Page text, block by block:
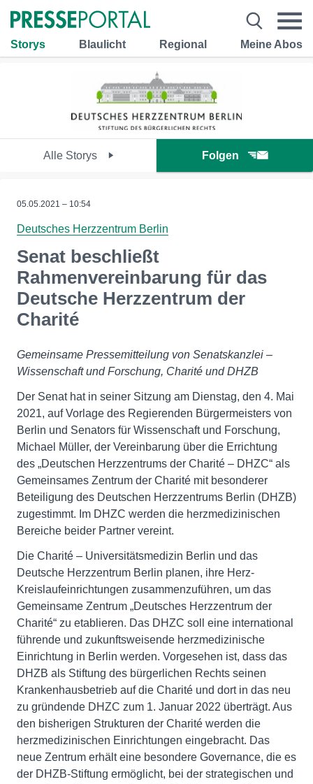
Storys Blaulicht Regional Meine Abos
Alle Storys Folgen
05.05.2021 – 10:54
Deutsches Herzzentrum Berlin
Senat beschließt
Rahmenvereinbarung für das
Deutsche Herzzentrum der
Charité
Gemeinsame Pressemitteilung von Senatskanzlei –
Wissenschaft und Forschung, Charité und DHZB
Der Senat hat in seiner Sitzung am Dienstag, den 4. Mai
2021, auf Vorlage des Regierenden Bürgermeisters von
Berlin und Senators für Wissenschaft und Forschung,
Michael Müller, der Vereinbarung über die Errichtung
des „Deutschen Herzzentrums der Charité – DHZC“ als
Gemeinsames Zentrum der Charité mit besonderer
Beteiligung des Deutschen Herzzentrums Berlin (DHZB)
zugestimmt. Im DHZC werden die herzmedizinischen
Bereiche beider Partner vereint.
Die Charité – Universitätsmedizin Berlin und das
Deutsche Herzzentrum Berlin planen, ihre Herz-
Kreislaufeinrichtungen zusammenzuführen, um das
Gemeinsame Zentrum „Deutsches Herzzentrum der
Charité“ zu etablieren. Das DHZC soll eine international
führende und zukunftsweisende herzmedizinische
Einrichtung in Berlin werden. Vorgesehen ist, dass das
DHZB als Stiftung des bürgerlichen Rechts seinen
Krankenhausbetrieb auf die Charité und dort in das neu
zu gründende DHZC zum 1. Januar 2022 überträgt. Aus
den bisherigen Strukturen der Charité werden die
herzmedizinischen Einrichtungen eingebracht. Das
neue Zentrum erhält eine besondere Governance, die es
der DHZB-Stiftung ermöglicht, bei der strategischen und